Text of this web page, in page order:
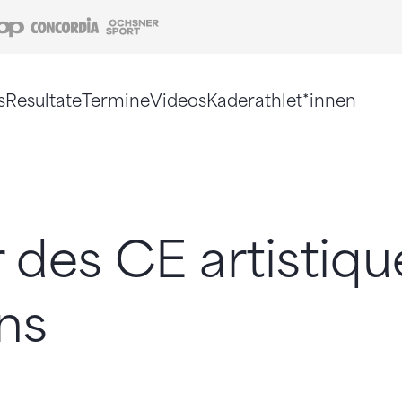
Coop Concordia
ResultateTermineVideosKaderathlet*innen
des CE